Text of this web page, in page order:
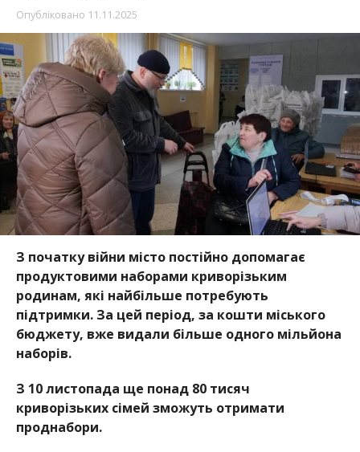
Опубліковано 11.11.2025
З початку війни місто постійно допомагає
продуктовими наборами криворізьким
родинам, які найбільше потребують
підтримки. За цей період, за кошти міського
бюджету, вже видали більше одного мільйона
наборів.
З 10 листопада ще понад 80 тисяч
криворізьких сімей зможуть отримати
проднабори.